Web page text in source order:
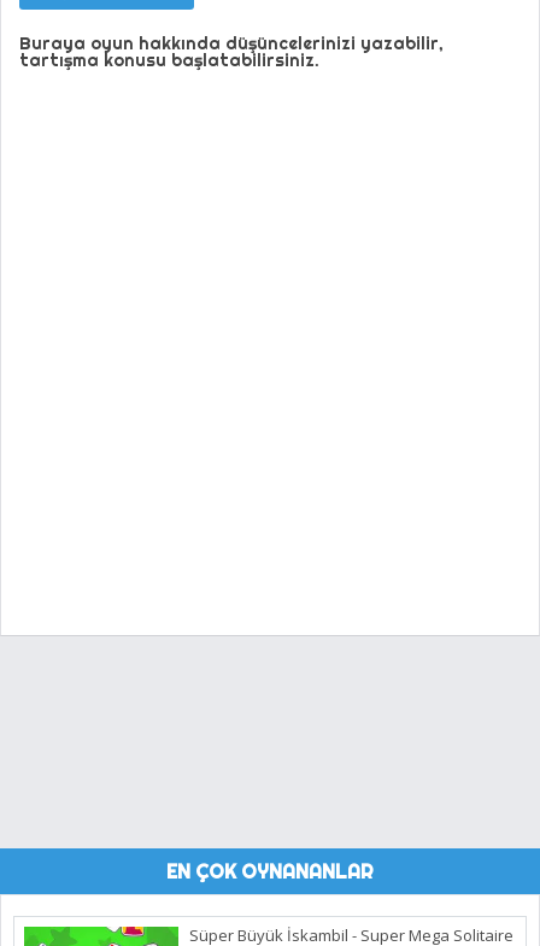
Buraya oyun hakkında düşüncelerinizi yazabilir,
tartışma konusu başlatabilirsiniz.
EN ÇOK OYNANANLAR
Süper Büyük İskambil - Super Mega Solitaire